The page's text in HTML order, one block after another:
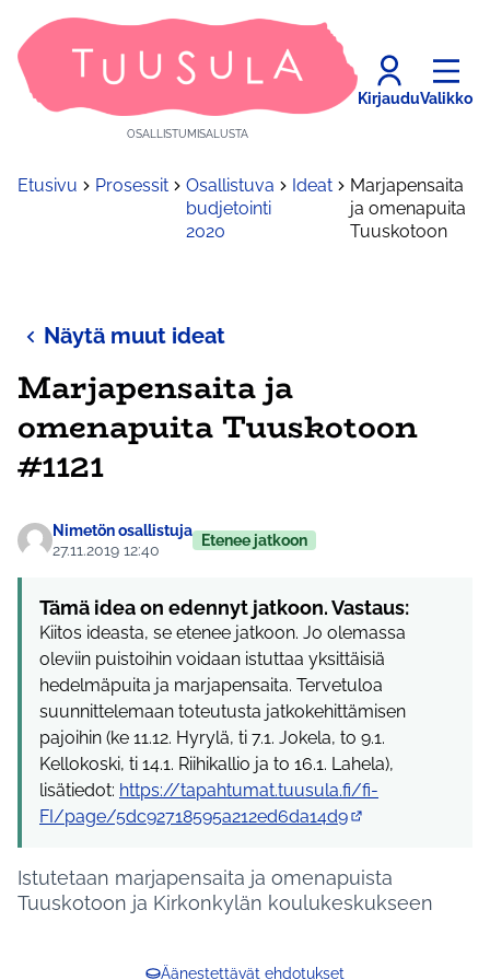
OSALLISTUMISALUSTA
KirjauduValikko
Etusivu Prosessit
Osallistuva
budjetointi
2020
Ideat
Marjapensaita
ja omenapuita
Tuuskotoon
Näytä muut ideat
Marjapensaita ja
omenapuita Tuuskotoon
#1121
Nimetön osallistuja
27.11.2019 12:40
Etenee jatkoon
Tämä idea on edennyt jatkoon. Vastaus:
Kiitos ideasta, se etenee jatkoon. Jo olemassa
oleviin puistoihin voidaan istuttaa yksittäisiä
hedelmäpuita ja marjapensaita. Tervetuloa
suunnittelemaan toteutusta jatkokehittämisen
pajoihin (ke 11.12. Hyrylä, ti 7.1. Jokela, to 9.1.
Kellokoski, ti 14.1. Riihikallio ja to 16.1. Lahela),
lisätiedot: https://tapahtumat.tuusula.fi/fi-
FI/page/5dc92718595a212ed6da14d9
Istutetaan marjapensaita ja omenapuista
Tuuskotoon ja Kirkonkylän koulukeskukseen
Äänestettävät ehdotukset